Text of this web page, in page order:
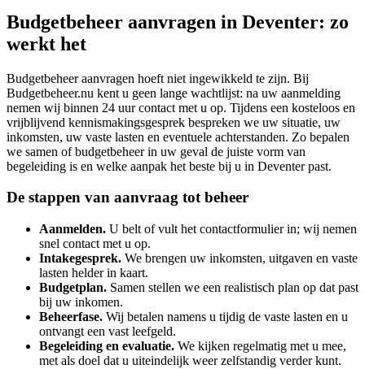
Budgetbeheer aanvragen in Deventer: zo
werkt het
Budgetbeheer aanvragen hoeft niet ingewikkeld te zijn. Bij
Budgetbeheer.nu kent u geen lange wachtlijst: na uw aanmelding
nemen wij binnen 24 uur contact met u op. Tijdens een kosteloos en
vrijblijvend kennismakingsgesprek bespreken we uw situatie, uw
inkomsten, uw vaste lasten en eventuele achterstanden. Zo bepalen
we samen of budgetbeheer in uw geval de juiste vorm van
begeleiding is en welke aanpak het beste bij u in Deventer past.
De stappen van aanvraag tot beheer
Aanmelden. U belt of vult het contactformulier in; wij nemen
snel contact met u op.
Intakegesprek. We brengen uw inkomsten, uitgaven en vaste
lasten helder in kaart.
Budgetplan. Samen stellen we een realistisch plan op dat past
bij uw inkomen.
Beheerfase. Wij betalen namens u tijdig de vaste lasten en u
ontvangt een vast leefgeld.
Begeleiding en evaluatie. We kijken regelmatig met u mee,
met als doel dat u uiteindelijk weer zelfstandig verder kunt.